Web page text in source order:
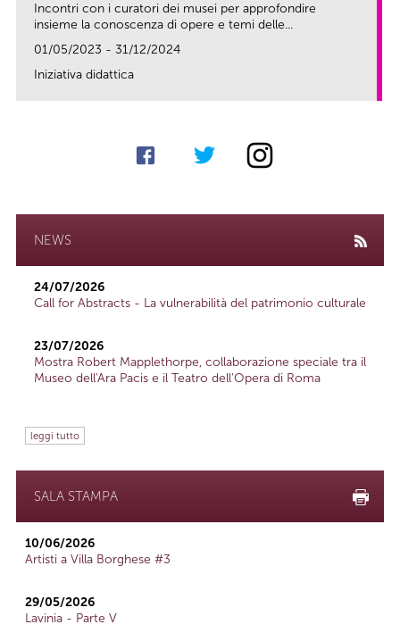
Incontri con i curatori dei musei per approfondire
insieme la conoscenza di opere e temi delle...
01/05/2023 - 31/12/2024
Iniziativa didattica
NEWS
24/07/2026
Call for Abstracts - La vulnerabilità del patrimonio culturale
23/07/2026
Mostra Robert Mapplethorpe, collaborazione speciale tra il
Museo dell'Ara Pacis e il Teatro dell'Opera di Roma
leggi tutto
SALA STAMPA
10/06/2026
Artisti a Villa Borghese #3
29/05/2026
Lavinia - Parte V